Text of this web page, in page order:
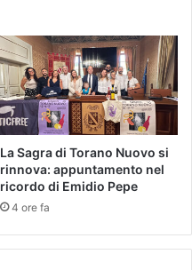
La Sagra di Torano Nuovo si
rinnova: appuntamento nel
ricordo di Emidio Pepe
4 ore fa